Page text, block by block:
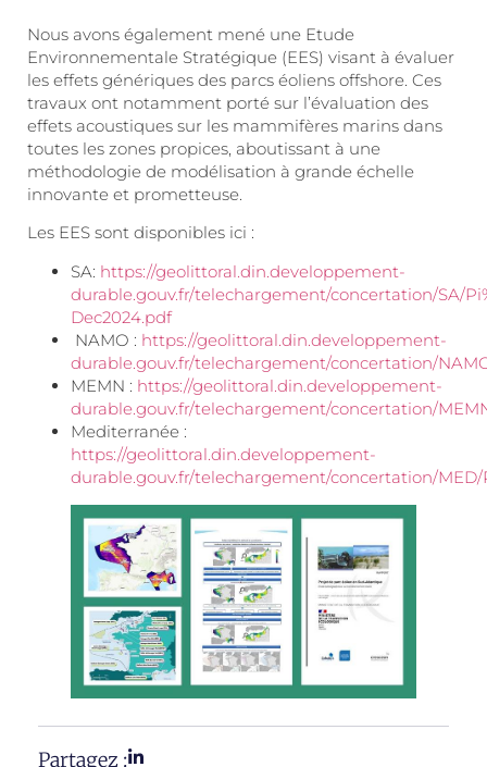
Nous avons également mené une Etude
Environnementale Stratégique (EES) visant à évaluer
les effets génériques des parcs éoliens offshore. Ces
travaux ont notamment porté sur l’évaluation des
effets acoustiques sur les mammifères marins dans
toutes les zones propices, aboutissant à une
méthodologie de modélisation à grande échelle
innovante et prometteuse.
Les EES sont disponibles ici :
SA: https://geolittoral.din.developpement-
durable.gouv.fr/telechargement/concertation/SA/
Dec2024.pdf
NAMO : https://geolittoral.din.developpement-
durable.gouv.fr/telechargement/concertation/
MEMN : https://geolittoral.din.developpement-
durable.gouv.fr/telechargement/concertation/
Mediterranée :
https://geolittoral.din.developpement-
durable.gouv.fr/telechargement/concertation/MED/
Partagez :